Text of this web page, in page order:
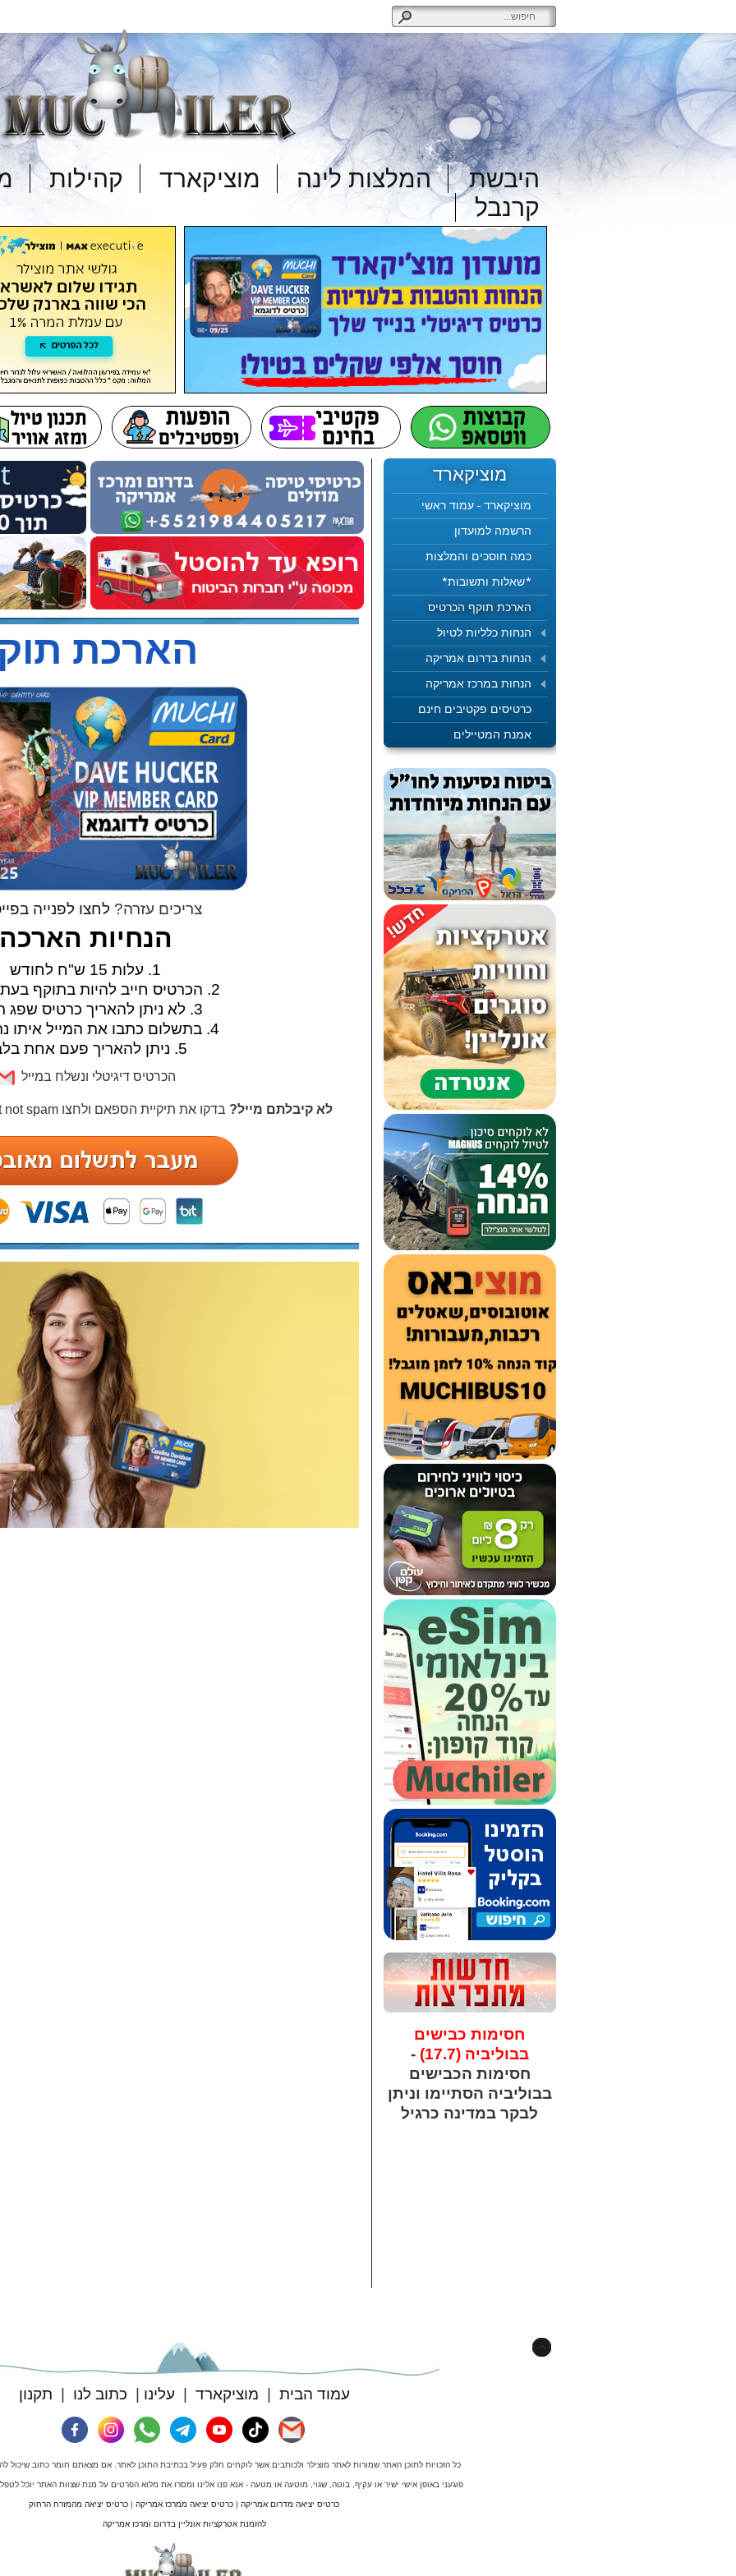
היבשת המלצות לינה מוציקארד קהילות
קרנבל
הארכת
צריכים עזרה?לחצו לפנייה
הנחיות
1. עלות 15 ש"ח לחודש
2. הכרטיס חייב להיות בתוקף בעת הארכה
3. לא ניתן להאריך כרטיס שפג תוקפו
4. בתשלום כתבו את המייל איתו נרשמתם
5. ניתן להאריך פעם אחת בלבד
הכרטיס דיגיטלי ונשלח במייל
לא קיבלתם מייל? בדקו את תיקיית הספאם ולחצו Report not spam והמייל יעבור לאינבוקס
מוציקארד
מוציקארד - עמוד ראשי
הרשמה למועדון
כמה חוסכים והמלצות
*שאלות ותשובות*
הארכת תוקף הכרטיס
הנחות כלליות לטיול
הנחות בדרום אמריקה
הנחות במרכז אמריקה
כרטיסים פקטיבים חינם
אמנת המטיילים
חסימות כבישים
בבוליביה (17.7)
-
חסימות הכבישים
בבוליביה הסתיימו וניתן
לבקר במדינה כרגיל
עמוד הבית מוציקארד עלינו כתוב לנו תקנון
כל הזכויות לתוכן האתר שמורות לאתר מוצילר ולכותבים אשר לוקחים חלק פעיל בכתיבת התוכן לאתר. אם מצאתם חומר כתוב שיכול
פוגעני באופן אישי ישיר או עקיף, בוטה, שגוי, מוטעה או מטעה - אנא פנו אלינו ומסרו את מלוא הפרטים על מנת שצוות האתר יוכל
כרטיס יציאה מדרום אמריקה | כרטיס יציאה ממרכז אמריקה | כרטיס יציאה מהמזרח הרחוק
להזמנת אטרקציות אונליין בדרום ומרכז אמריקה